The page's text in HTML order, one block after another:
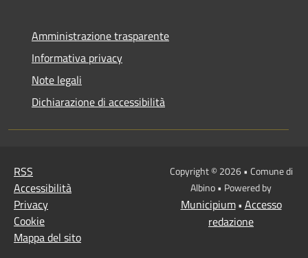
Amministrazione trasparente
Informativa privacy
Note legali
Dichiarazione di accessibilità
RSS
Accessibilità
Privacy
Cookie
Mappa del sito
Copyright © 2026 • Comune di
Albino • Powered by
Municipium• Accesso
redazione